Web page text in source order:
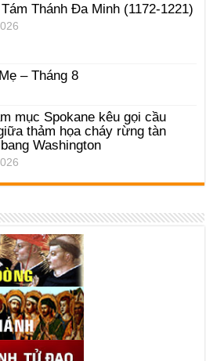
Thánh Ða Minh (1172-1221)
– Tháng 8
mục Spokane kêu gọi cầu
thảm họa cháy rừng tàn
Washington